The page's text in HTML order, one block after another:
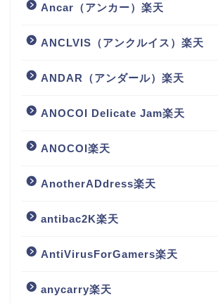
Ancar（アンカー）楽天
ANCLVIS（アンクルイス）楽天
ANDAR（アンダール）楽天
ANOCOI Delicate Jam楽天
ANOCOI楽天
AnotherADdress楽天
antibac2K楽天
AntiVirusForGamers楽天
anycarry楽天